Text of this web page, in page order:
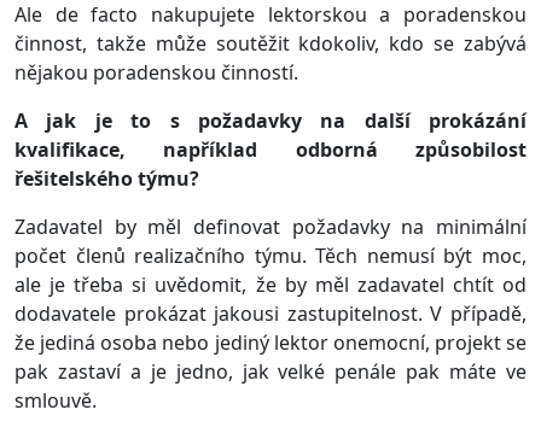
Ale de facto nakupujete lektorskou a poradenskou
činnost, takže může soutěžit kdokoliv, kdo se zabývá
nějakou poradenskou činností.
A jak je to s požadavky na další prokázání
kvalifikace, například odborná způsobilost
řešitelského týmu?
Zadavatel by měl definovat požadavky na minimální
počet členů realizačního týmu. Těch nemusí být moc,
ale je třeba si uvědomit, že by měl zadavatel chtít od
dodavatele prokázat jakousi zastupitelnost. V případě,
že jediná osoba nebo jediný lektor onemocní, projekt se
pak zastaví a je jedno, jak velké penále pak máte ve
smlouvě.